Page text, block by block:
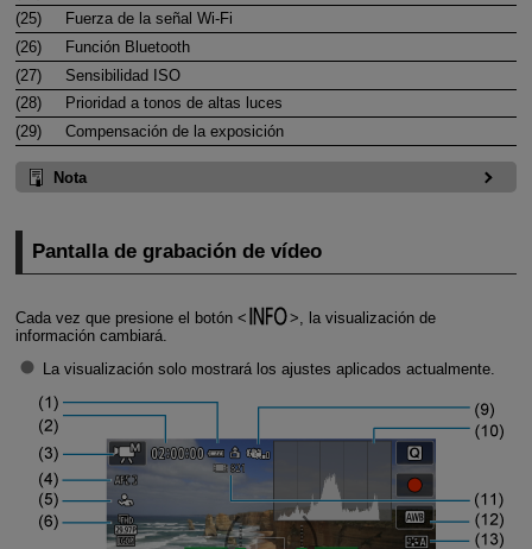
(25)
Fuerza de la señalWi-Fi
(26)
Función Bluetooth
(27)
Sensibilidad ISO
(28)
Prioridad a tonos de altas luces
(29)
Compensación de la exposición
Nota
Pantalla de grabación de vídeo
Cada vez que presione el botón
, la visualización de
información cambiará.
La visualización solo mostrará los ajustes aplicados actualmente.